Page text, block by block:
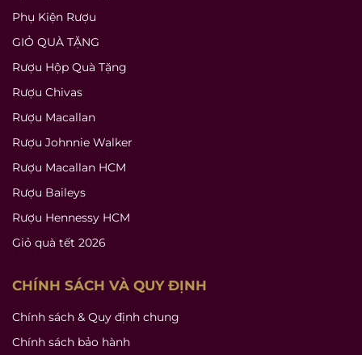
Phụ Kiện Rượu
GIỎ QUÀ TẶNG
Rượu Hộp Quà Tặng
Rượu Chivas
Rượu Macallan
Rượu Johnnie Walker
Rượu Macallan HCM
Rượu Baileys
Rượu Hennessy HCM
Giỏ quà tết 2026
CHÍNH SÁCH VÀ QUY ĐỊNH
Chính sách & Quy định chung
Chính sách bảo hành